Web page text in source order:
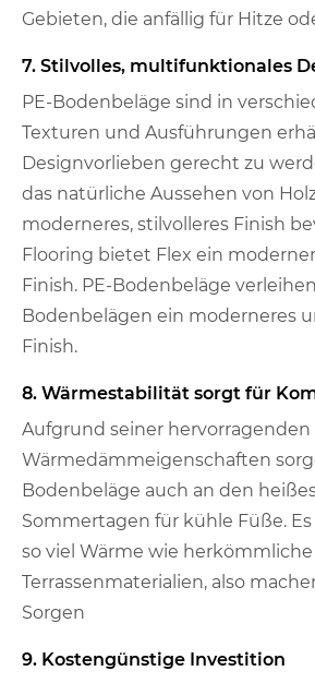
Gebieten, die anfällig für Hitze
7. Stilvolles, multifunktionales
PE-Bodenbeläge sind in
Texturen und Ausführungen
Designvorlieben gerecht zu
das natürliche Aussehen von
moderneres, stilvolleres Finish
Flooring bietet Flex ein
Finish. PE-Bodenbeläge
Bodenbelägen ein moderneres
Finish.
8. Wärmestabilität sorgt für
Aufgrund seiner hervorragenden
Wärmedämmeigenschaften
Bodenbeläge auch an den
Sommertagen für kühle Füße.
so viel Wärme wie herkömmliche
Terrassenmaterialien, also
Sorgen
9. Kostengünstige Investition